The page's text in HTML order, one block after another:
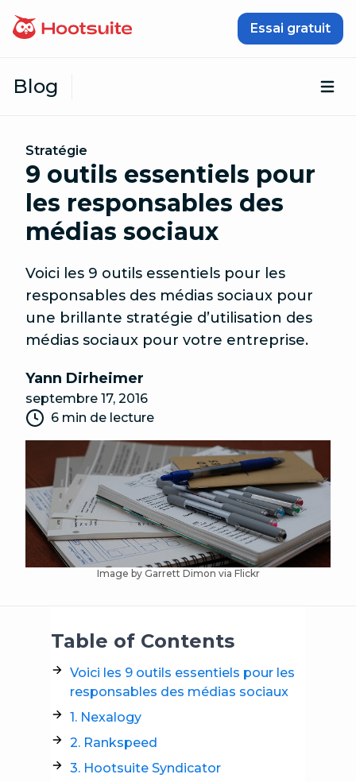
Essai gratuit
Blog
Stratégie
9 outils essentiels pour
les responsables des
médias sociaux
Voici les 9 outils essentiels pour les
responsables des médias sociaux pour
une brillante stratégie d’utilisation des
médias sociaux pour votre entreprise.
Yann Dirheimer
septembre 17, 2016
6 min de lecture
Image by Garrett Dimon via Flickr
Table of Contents
Voici les 9 outils essentiels pour les
responsables des médias sociaux
1. Nexalogy
2. Rankspeed
3. Hootsuite Syndicator